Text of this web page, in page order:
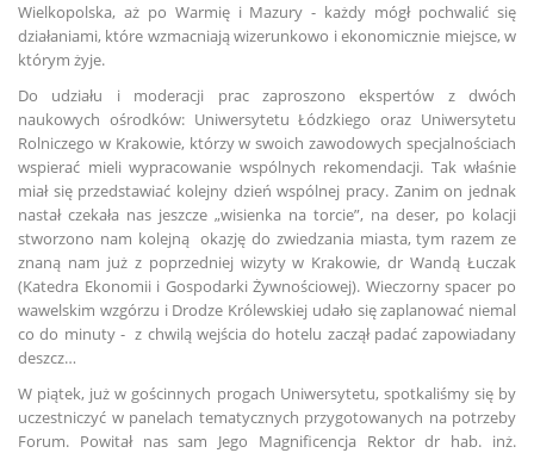
Wielkopolska, aż po Warmię i Mazury - każdy mógł pochwalić się
działaniami, które wzmacniają wizerunkowo i ekonomicznie miejsce, w
którym żyje.
Do udziału i moderacji prac zaproszono ekspertów z dwóch
naukowych ośrodków: Uniwersytetu Łódzkiego oraz Uniwersytetu
Rolniczego w Krakowie, którzy w swoich zawodowych specjalnościach
wspierać mieli wypracowanie wspólnych rekomendacji. Tak właśnie
miał się przedstawiać kolejny dzień wspólnej pracy. Zanim on jednak
nastał czekała nas jeszcze „wisienka na torcie”, na deser, po kolacji
stworzono nam kolejną okazję do zwiedzania miasta, tym razem ze
znaną nam już z poprzedniej wizyty w Krakowie, dr Wandą Łuczak
(Katedra Ekonomii i Gospodarki Żywnościowej). Wieczorny spacer po
wawelskim wzgórzu i Drodze Królewskiej udało się zaplanować niemal
co do minuty - z chwilą wejścia do hotelu zaczął padać zapowiadany
deszcz…
W piątek, już w gościnnych progach Uniwersytetu, spotkaliśmy się by
uczestniczyć w panelach tematycznych przygotowanych na potrzeby
Forum. Powitał nas sam Jego Magnificencja Rektor dr hab. inż.